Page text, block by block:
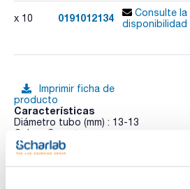
x 10 0191012134
Consulte la
disponibilidad
Imprimir ficha de
producto
Características
Diámetro tubo (mm) : 13-13
Color : Granate
Pack (u.) : 10
Tapones en aluminio anodizado con